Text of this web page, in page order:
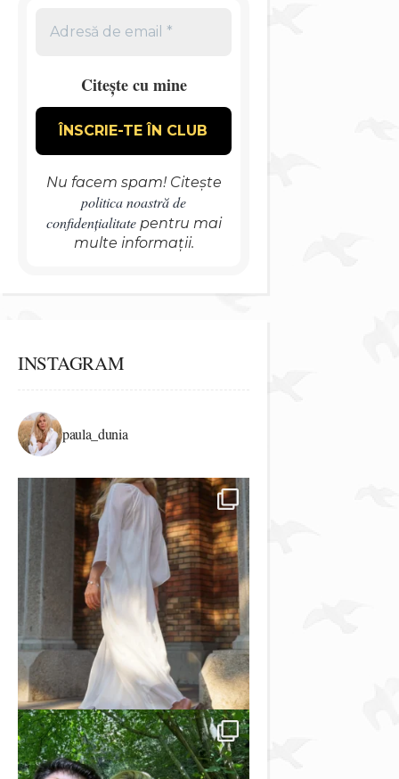
Citește cu mine
Nu facem spam! Citește
politica noastră de
confidențialitatepentru mai
multe informații.
INSTAGRAM
paula_dunia